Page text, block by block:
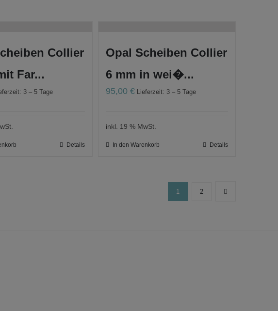
Collier
Far...
3 – 5 Tage
Details
Opal Scheiben Collier
6 mm in wei�...
95,00€ Lieferzeit: 3 – 5 Tage
inkl. 19 % MwSt.
In den Warenkorb Details
1 2